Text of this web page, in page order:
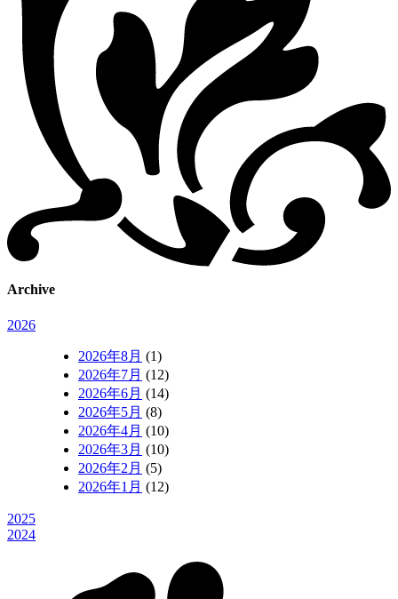
Archive
2026
2026年8月 (1)
2026年7月 (12)
2026年6月 (14)
2026年5月 (8)
2026年4月 (10)
2026年3月 (10)
2026年2月 (5)
2026年1月 (12)
2025
2024